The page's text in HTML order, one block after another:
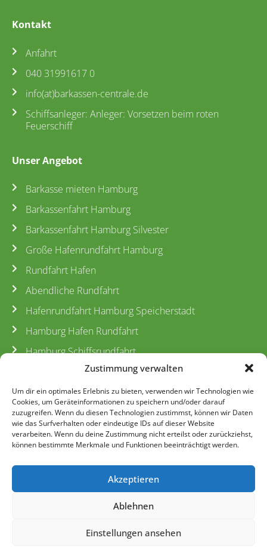
Zustimmung verwalten
Um dir ein optimales Erlebnis zu bieten, verwenden wir Technologien wie
Cookies, um Geräteinformationen zu speichern und/oder darauf
zuzugreifen. Wenn du diesen Technologien zustimmst, können wir Daten
wie das Surfverhalten oder eindeutige IDs auf dieser Website
verarbeiten. Wenn du deine Zustimmung nicht erteilst oder zurückziehst,
können bestimmte Merkmale und Funktionen beeinträchtigt werden.
Akzeptieren
Ablehnen
Einstellungen ansehen
Kontakt
Anfahrt
040 31991617 0
info(at)barkassen-centrale.de
Schiffsanleger: Anleger: Vorsetzen beim roten
Feuerschiff
Unser Angebot
Barkasse mieten Hamburg
Barkassenfahrt Hamburg
Barkassenfahrt Hamburg Silvester
Große Hafenrundfahrt Hamburg
Rundfahrt Hafen
Abendliche Rundfahrt
Hafenrundfahrt Hamburg Speicherstadt
Hamburg Hafen Rundfahrt
Hamburg Schiffsrundfahrt
Barkassenfahrt Hamburg Hafengeburtstag
Fleetfahrt Hamburg
Rundfahrt Preise
Barkassenrundfahrten
© 2003 – 2024 Barkassen-Centrale Ehlers GmbH – Tradition für
Hafenrundfahrten
Impressum